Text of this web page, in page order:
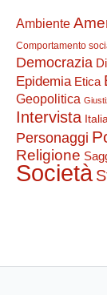
Ambiente
Comportamento
Democrazia
Epidemia Etica
Geopolitica
Intervista
Personaggi
Religione
Società